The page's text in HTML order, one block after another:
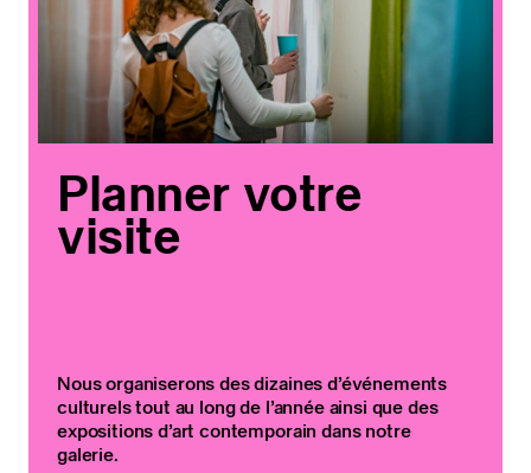
Planner votre
visite
Nous organiserons des dizaines d’événements
culturels tout au long de l’année ainsi que des
expositions d’art contemporain dans notre
galerie.